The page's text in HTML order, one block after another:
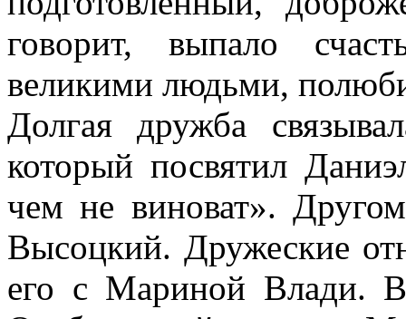
говорит, выпало
великими людьми,
Долгая дружба
который посвятил
чем не виноват».
Высоцкий. Дружеские
его с Мариной Влади.